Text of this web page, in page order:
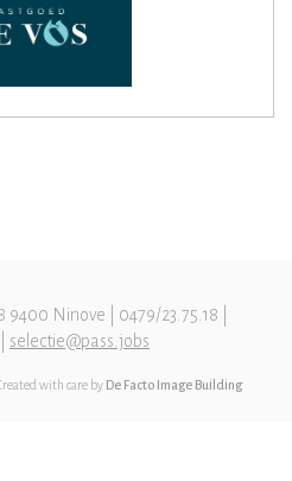
9400 Ninove | 0479/23.75.18 |
selectie@pass.jobs
with care by De Facto Image Building